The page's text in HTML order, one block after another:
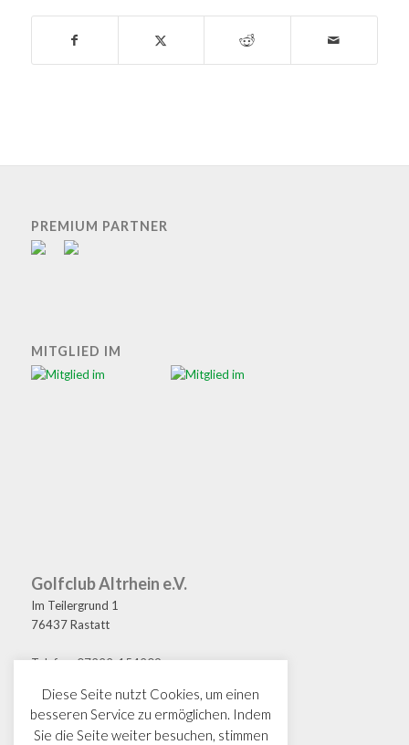
PREMIUM PARTNER
MITGLIED IM
Golfclub Altrhein e.V.
Im Teilergrund 1
76437 Rastatt
Telefon: 07222-154209
E-Mail: golf@gcaltrhein.de
Diese Seite nutzt Cookies, um einen
besseren Service zu ermöglichen. Indem
Sie die Seite weiter besuchen, stimmen